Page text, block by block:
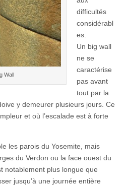
Wall
difficultés
considérabl
es.
Un big wall
ne se
caractérise
pas avant
tout par la
y demeurer plusieurs jours. Ce
et où l’escalade est à forte
les parois du Yosemite, mais
du Verdon ou la face ouest du
notablement plus longue que
jusqu’à une journée entière